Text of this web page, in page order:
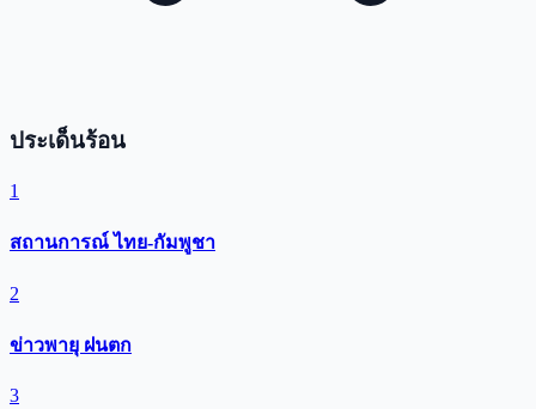
ประเด็นร้อน
1
สถานการณ์ ไทย-กัมพูชา
2
ข่าวพายุ ฝนตก
3